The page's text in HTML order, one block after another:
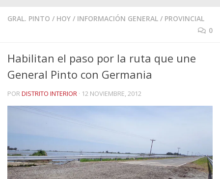
GRAL. PINTO / HOY / INFORMACIÓN GENERAL / PROVINCIAL
0
Habilitan el paso por la ruta que une
General Pinto con Germania
PORDISTRITO INTERIOR · 12 NOVIEMBRE, 2012